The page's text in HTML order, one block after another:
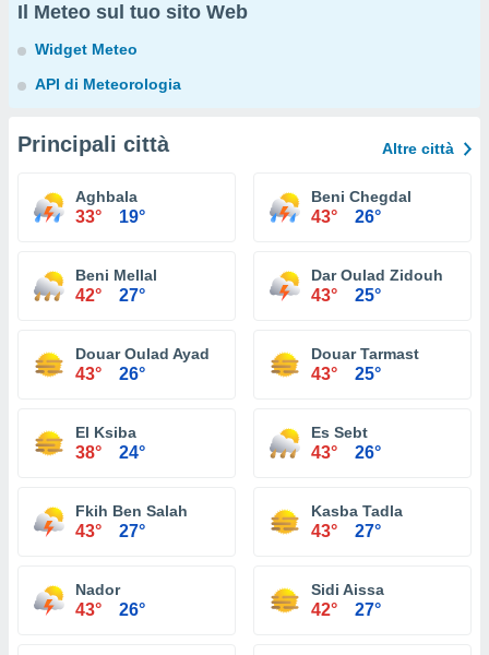
Il Meteo sul tuo sito Web
Widget Meteo
API di Meteorologia
Principali città Altre città
Aghbala
33° 19°
Beni Chegdal
43° 26°
Beni Mellal
42° 27°
Dar Oulad Zidouh
43° 25°
Douar Oulad Ayad
43° 26°
Douar Tarmast
43° 25°
El Ksiba
38° 24°
Es Sebt
43° 26°
Fkih Ben Salah
43° 27°
Kasba Tadla
43° 27°
Nador
43° 26°
Sidi Aissa
42° 27°